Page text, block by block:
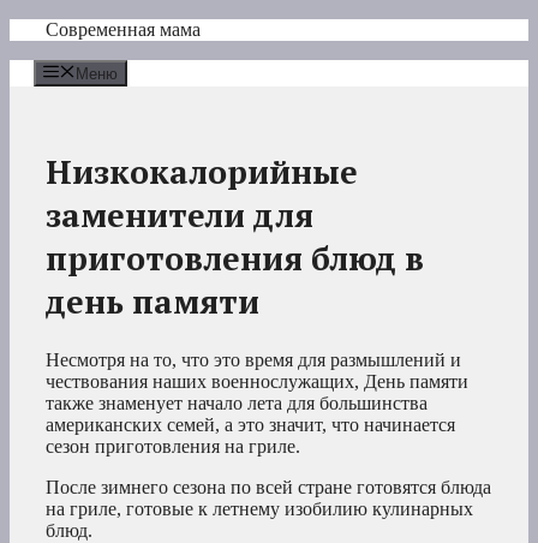
Перейти
содержимому
Современная мама
Меню
Низкокалорийные
заменители для
приготовления блюд в
день памяти
Несмотря на то, что это время для размышлений и
чествования наших военнослужащих, День памяти
также знаменует начало лета для большинства
американских семей, а это значит, что начинается
сезон приготовления на гриле.
После зимнего сезона по всей стране готовятся блюда
на гриле, готовые к летнему изобилию кулинарных
блюд.